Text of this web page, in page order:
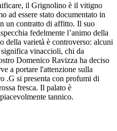
il Grignolino è il vitigno
ad essere stato documentato in
un contratto di affitto. Il suo
fedelmente l’animo della
della varietà è controverso: alcuni
vinaccioli, chi da
Domenico Ravizza ha deciso
a portare l'attenzione sulla
.G si presenta con profumi di
fresca. Il palato è
tannico.